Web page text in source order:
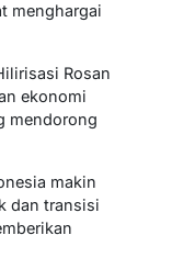
menghargai
Rosan
ekonomi
mendorong
makin
dan transisi